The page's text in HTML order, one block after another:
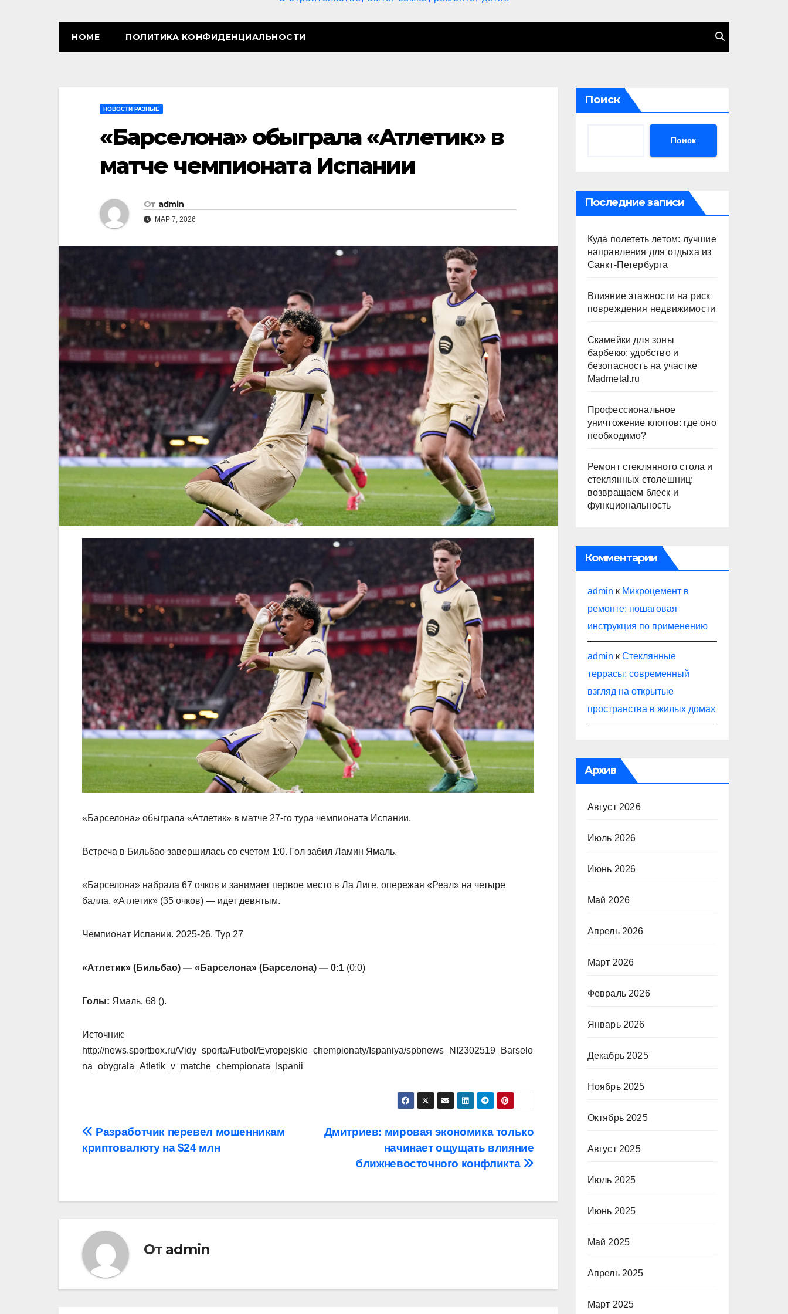
HOME ПОЛИТИКА КОНФИДЕНЦИАЛЬНОСТИ
НОВОСТИ РАЗНЫЕ
«Барселона» обыграла «Атлетик» в
матче чемпионата Испании
От admin
МАР 7, 2026
«Барселона» обыграла «Атлетик» в матче 27‑го тура чемпионата Испании.
Встреча в Бильбао завершилась со счетом 1:0. Гол забил Ламин Ямаль.
«Барселона» набрала 67 очков и занимает первое место в Ла Лиге, опережая «Реал» на четыре
балла. «Атлетик» (35 очков) — идет девятым.
Чемпионат Испании. 2025-26. Тур 27
«Атлетик» (Бильбао) — «Барселона» (Барселона) — 0:1 (0:0)
Голы: Ямаль, 68 ().
Источник:
http://news.sportbox.ru/Vidy_sporta/Futbol/Evropejskie_chempionaty/Ispaniya/spbnews_NI2302519_Barselo
na_obygrala_Atletik_v_matche_chempionata_Ispanii
Навигация
по
Дмитриев: мировая экономика только
начинает ощущать влияние
ближневосточного конфликта
Разработчик перевел мошенникам
криптовалюту на $24 млн
От admin
Поиск
Поиск
Последние записи
Куда полететь летом: лучшие
направления для отдыха из
Санкт-Петербурга
Влияние этажности на риск
повреждения недвижимости
Скамейки для зоны
барбекю: удобство и
безопасность на участке
Madmetal.ru
Профессиональное
уничтожение клопов: где оно
необходимо?
Ремонт стеклянного стола и
стеклянных столешниц:
возвращаем блеск и
функциональность
Комментарии
admin к Микроцемент в
ремонте: пошаговая
инструкция по применению
admin к Стеклянные
террасы: современный
взгляд на открытые
пространства в жилых домах
Архив
Август 2026
Июль 2026
Июнь 2026
Май 2026
Апрель 2026
Март 2026
Февраль 2026
Январь 2026
Декабрь 2025
Ноябрь 2025
Октябрь 2025
Август 2025
Июль 2025
Июнь 2025
Май 2025
Апрель 2025
Март 2025